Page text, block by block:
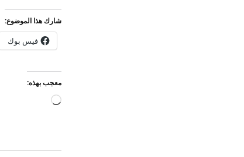
شارك هذا الموضوع:
فيس بوك
معجب بهذه:
جاري